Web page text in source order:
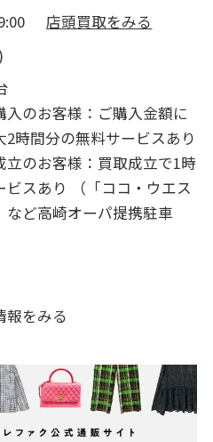
店頭買取をみる
のお客様：ご購入金額に
2時間分の無料サービスあり
のお客様：買取成立で1時
ビスあり （「ココ・ウエス
など高崎オーパ提携駐車
報をみる